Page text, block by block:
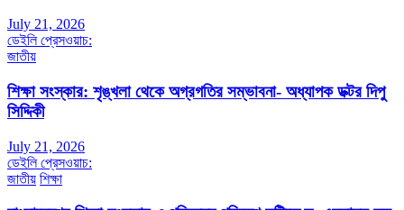
July 21, 2026
ডেইলি প্রেসওয়াচ:
জাতীয়
শিক্ষা সংস্কার: শৃঙ্খলা থেকে অগ্রগতির সম্ভাবনা- অধ্যাপক ডক্টর দিপু
সিদ্দিকী
July 21, 2026
ডেইলি প্রেসওয়াচ:
জাতীয় শিক্ষা